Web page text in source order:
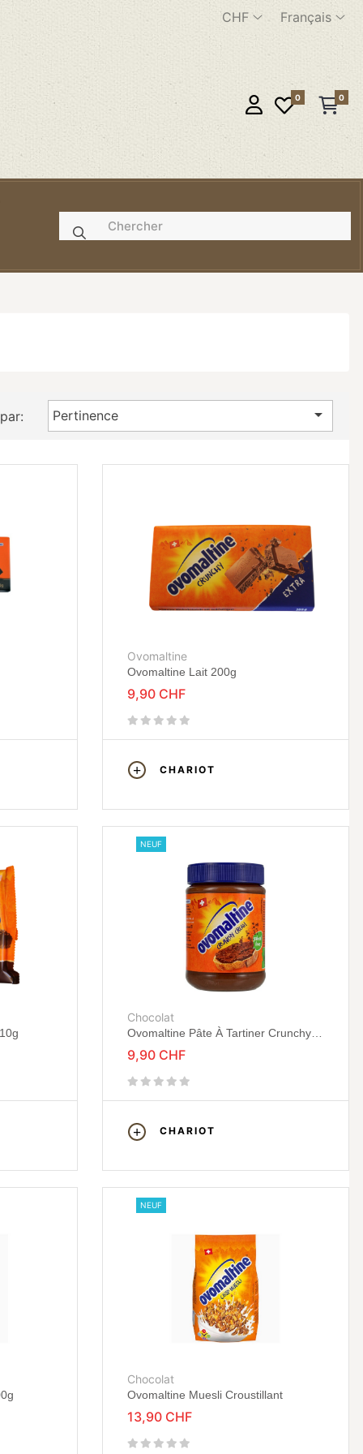
CHF Français
0 0
Pertinence 
Ovomaltine
Ovomaltine Lait 200g
9,90 CHF
CHARIOT
NEUF
Chocolat
Ovomaltine Pâte À Tartiner Crunchy
9,90 CHF
CHARIOT
NEUF
Chocolat
Ovomaltine Muesli Croustillant
13,90 CHF